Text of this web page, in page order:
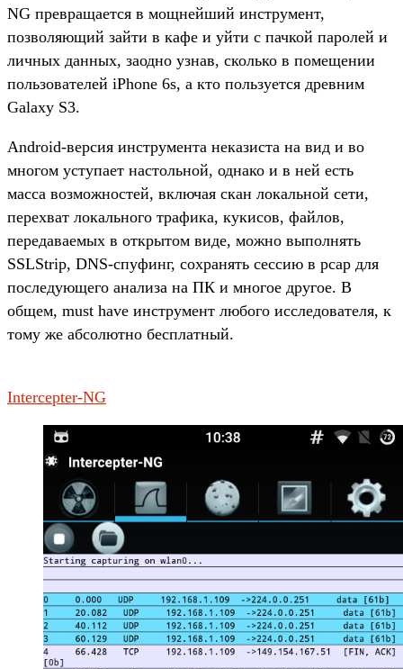
NG превращается в мощнейший инструмент,
позволяющий зайти в кафе и уйти с пачкой паролей и
личных данных, заодно узнав, сколько в помещении
пользователей iPhone 6s, а кто пользуется древним
Galaxy S3.
Android-версия инструмента неказиста на вид и во
многом уступает настольной, однако и в ней есть
масса возможностей, включая скан локальной сети,
перехват локального трафика, кукисов, файлов,
передаваемых в открытом виде, можно выполнять
SSLStrip, DNS-спуфинг, сохранять сессию в pcap для
последующего анализа на ПК и многое другое. В
общем, must have инструмент любого исследователя, к
тому же абсолютно бесплатный.
Intercepter-NG